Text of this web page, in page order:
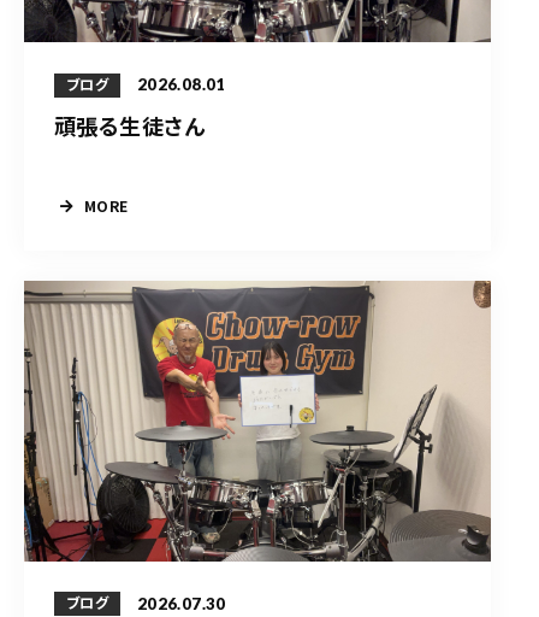
ブログ 2026.08.01
頑張る生徒さん
MORE
ブログ 2026.07.30